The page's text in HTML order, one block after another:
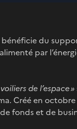
du
par
de l’espace »
Créé en
fonds et de